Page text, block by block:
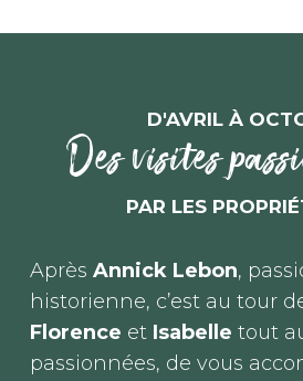
D'AVRIL À
Des visites
PAR LES
Après Annick Lebon,
historienne, c’est au tour
Florence et Isabelle tout
passionnées, de vous